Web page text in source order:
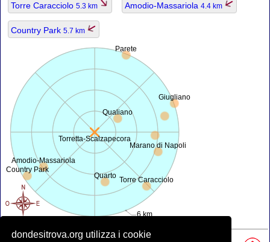
dondesitrova.org utilizza i cookie
Torre Caracciolo 5.3 km Amodio-Massariola 4.4 km
Country Park 5.7 km
Torretta-Scalzapecora
6 km
Giugliano
Marano di Napoli
Quarto
Qualiano
Parete
Torre Caracciolo
Amodio-Massariola
Country Park